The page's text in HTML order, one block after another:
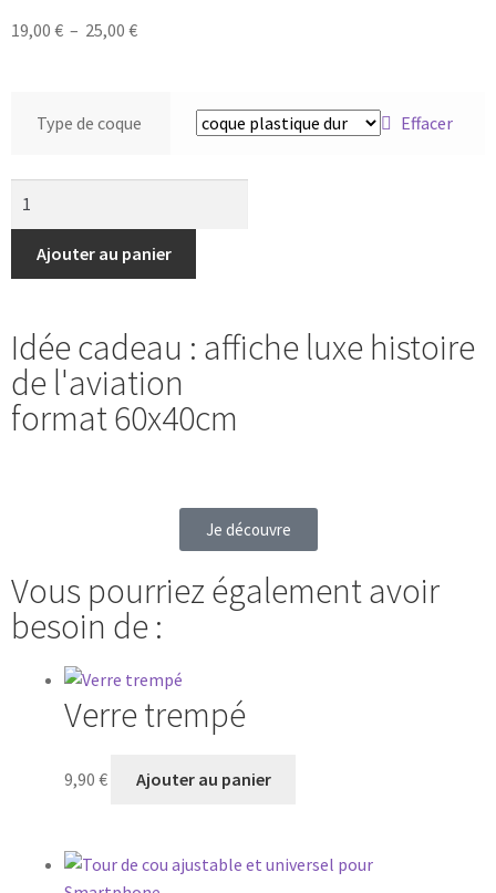
19,00 € – 25,00 €
Type de coque Effacer
Ajouter au panier
Idée cadeau : affiche luxe histoire
de l'aviation
format 60x40cm
Je découvre
Vous pourriez également avoir
besoin de :
Verre trempé
9,90 € Ajouter au panier